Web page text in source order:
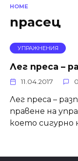
HOME
прасец
УПРАЖНЕНИЯ
Лег преса –
11.04.2017 0
Лег преса –
правене на
което сигурно